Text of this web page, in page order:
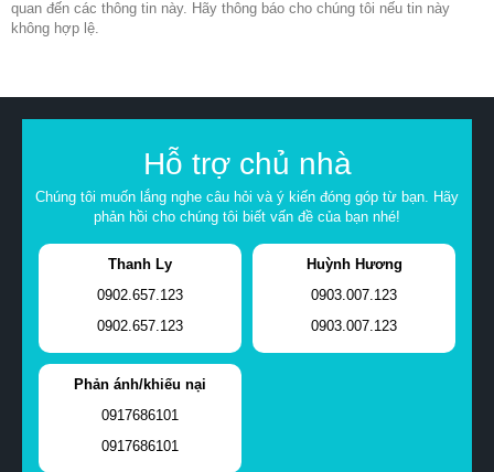
quan đến các thông tin này. Hãy thông báo cho chúng tôi nếu tin này
không hợp lệ.
Hỗ trợ chủ nhà
Chúng tôi muốn lắng nghe câu hỏi và ý kiến đóng góp từ bạn. Hãy
phản hồi cho chúng tôi biết vấn đề của bạn nhé!
Thanh Ly
0902.657.123
0902.657.123
Huỳnh Hương
0903.007.123
0903.007.123
Phản ánh/khiếu nại
0917686101
0917686101